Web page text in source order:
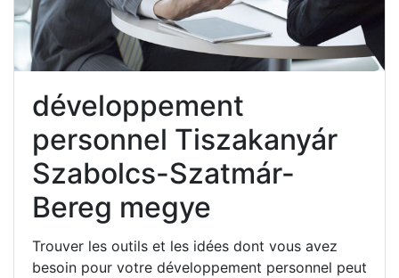
développement
personnel Tiszakanyár
Szabolcs-Szatmár-
Bereg megye
Trouver les outils et les idées dont vous avez
besoin pour votre développement personnel peut